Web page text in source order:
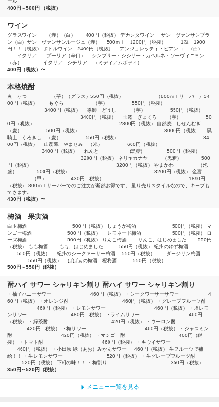
400円～500円 （税抜）
ワイン
グラスワイン （赤）（白） 400円（税抜） デカンタワイン サン ヴァンサンブラ
ン（白）サン ヴァンサンルージュ（赤） 500ｍｌ 1200円（税抜） 1㍑ 1900
円！！（税抜） ボトルワイン 2400円（税抜） アンジョレッティ・ビアンコ （白）
イタリア プーリア（辛口） シンプリー・シシリー・カベルネ・ソーヴィニヨン
（赤） イタリア シチリア （ミディアムボディ）
400円（税抜）〜
本格焼酎
克 かつ （芋）（グラス）550円（税抜） （800ｍｌサーバー）34
00円（税抜） もぐら （芋） 550円（税抜）
3400円（税抜） 導師 どうし （芋） 550円（税抜）
3400円（税抜） 玉露 ぎょくろ （芋） 50
0円（税抜） 2800円（税抜） 自然麦 しぜんむぎ
（麦） 500円（税抜） 3000円（税抜） 黒
騎士 くろきし （麦） 550円（税抜） 34
00円（税抜） 山翡翠 やませみ （米） 600円（税抜）
3400円（税抜） れんと (黒糖) 500円（税抜）
3200円（税抜） ネリヤカナヤ （黒糖） 500
円（税抜） 3200円（税抜） やまかわ （泡
盛） 500円（税抜） 3200円（税抜） 金宮
（甲） 430円（税抜） 1890円
（税抜） 800ｍｌサーバーでのご注文が断然お得です。 量り売りスタイルなので、キープも
できます。
430円（税抜）〜
梅酒 果実酒
白玉梅酒 500円（税抜） しょうが梅酒 500円（税抜） マ
ンゴー梅酒 500円（税抜） レモネード梅酒 500円（税抜） ロ
ーズ梅酒 500円（税抜） りんご梅酒 りんご、はじめました 550円
（税抜） もも梅酒 もも、はじめました 550円（税抜） 紀州のゆず梅酒
550円（税抜） 紀州のシークァーサー梅酒 550円（税抜） ダージリン梅酒
550円（税抜） ばばぁの梅酒 橙梅酒 550円（税抜）
500円～550円（税抜）
酎ハイ サワー シャリキン割り 酎ハイ サワー シャリキン割り
・柚子ハニーサワー 460円（税抜） ・シークワーサーサワー 4
60円（税抜） ・オレンジ酎 460円（税抜） ・グレープフルーツ酎
460円（税抜） ・レモンサワー 460円（税抜） ・塩レモ
ンサワー 480円（税抜） ・ライムサワー 460円
（税抜） ・緑茶酎 420円（税抜） ・ウーロン酎
420円（税抜） ・梅サワー 460円（税抜） ・ジャスミン
酎 420円（税抜） ・マンゴー酎 460円（税
抜） ・トマト酎 460円（税抜） ・キウイサワー
460円（税抜） ・小田原 緑（あお）みかんサワー 460円（税抜） 生フルーツで補
給！！ ・生レモンサワー 520円（税抜） ・生グレープフルーツ酎
520円（税抜） 下町の味！！ ・梅割り 350円（税抜）
350円～520円（税抜）
メニュー一覧を見る